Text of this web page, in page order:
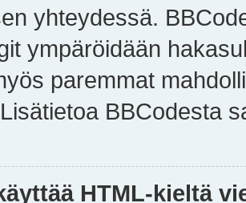
yhteydessä.
ympäröidään
paremmat
BBCodesta
HTML-kieltä